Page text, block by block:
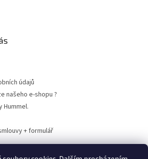
údajů
našeho e-shopu ?
Hummel.
+ formulář